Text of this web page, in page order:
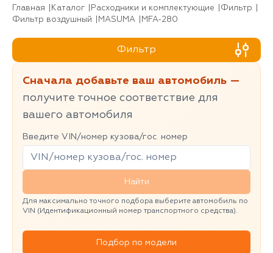
Главная Каталог Расходники и комплектующие
фильтр
Фильтр воздушный
MASUMA MFA-280
Фильтр
Сначала добавьте ваш автомобиль —
получите точное соответствие для
вашего автомобиля
Введите VIN/номер кузова/гос. номер
Найти
Для максимально точного подбора выберите автомобиль по
VIN (Идентификационный номер транспортного средства).
Подбор по модели